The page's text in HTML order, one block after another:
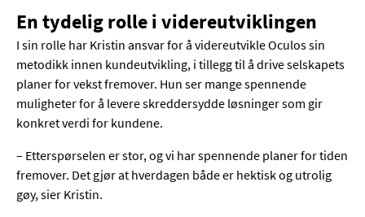
En tydelig rolle i videreutviklingen
I sin rolle har Kristin ansvar for å videreutvikle Oculos sin
metodikk innen kundeutvikling, i tillegg til å drive selskapets
planer for vekst fremover. Hun ser mange spennende
muligheter for å levere skreddersydde løsninger som gir
konkret verdi for kundene.
– Etterspørselen er stor, og vi har spennende planer for tiden
fremover. Det gjør at hverdagen både er hektisk og utrolig
gøy, sier Kristin.